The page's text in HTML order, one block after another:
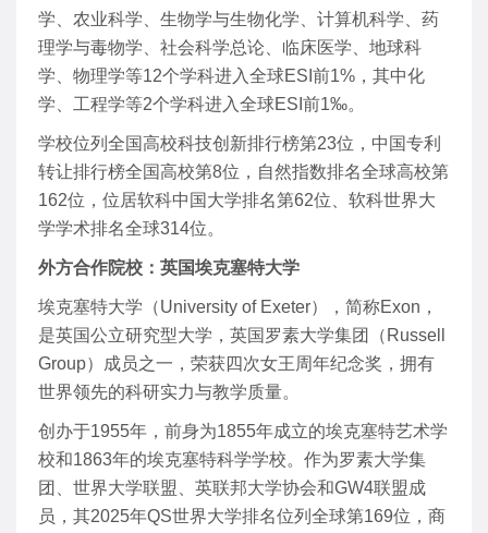
学、农业科学、生物学与生物化学、计算机科学、药
理学与毒物学、社会科学总论、临床医学、地球科
学、物理学等12个学科进入全球ESI前1%，其中化
学、工程学等2个学科进入全球ESI前1‰。
学校位列全国高校科技创新排行榜第23位，中国专利
转让排行榜全国高校第8位，自然指数排名全球高校第
162位，位居软科中国大学排名第62位、软科世界大
学学术排名全球314位。
外方合作院校：英国埃克塞特大学
埃克塞特大学（University of Exeter），简称Exon，
是英国公立研究型大学，英国罗素大学集团（Russell
Group）成员之一，荣获四次女王周年纪念奖，拥有
世界领先的科研实力与教学质量。
创办于1955年，前身为1855年成立的埃克塞特艺术学
校和1863年的埃克塞特科学学校。作为罗素大学集
团、世界大学联盟、英联邦大学协会和GW4联盟成
员，其2025年QS世界大学排名位列全球第169位，商